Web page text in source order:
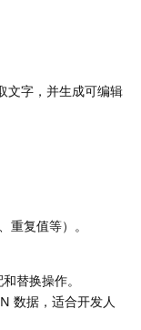
文字，并生成可编辑
重复值等）。
替换操作。
数据，适合开发人